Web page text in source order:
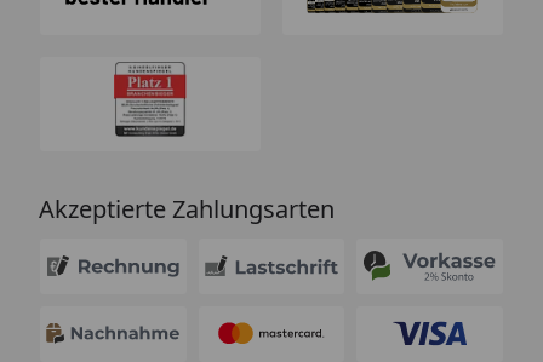
Akzeptierte Zahlungsarten